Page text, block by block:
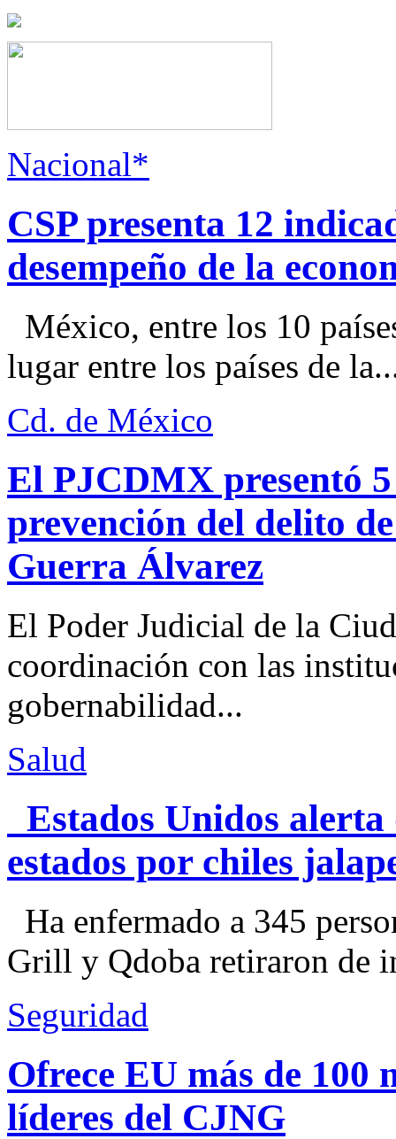
Nacional*
CSP presenta 12
desempeño de la
México, entre los 10
lugar entre los países de
Cd. de México
El PJCDMX presentó
prevención del delito
Guerra Álvarez
El Poder Judicial de la
coordinación con las
gobernabilidad...
Salud
Estados Unidos alerta
estados por chiles
Ha enfermado a 345
Grill y Qdoba retiraron de
Seguridad
Ofrece EU más de 100
líderes del CJNG